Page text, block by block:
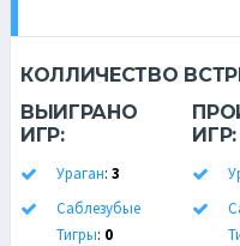
КОЛЛИЧЕСТВО
ВЫИГРАНО
ИГР:
Ураган: 3
Саблезубые
Тигры: 0
ИГР: